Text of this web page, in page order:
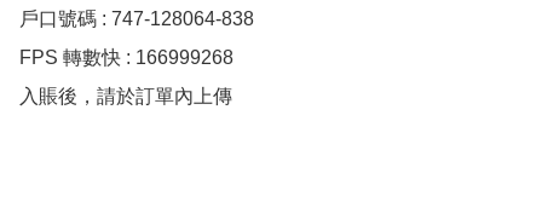
戶口號碼 : 747-128064-838
FPS 轉數快 : 166999268
入賬後，請於訂單內上傳